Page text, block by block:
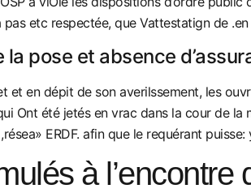
pas etc respectée, que Vattestatign de
la pose et absence
et en dépit de son averilssement, les
Ont été jetés en vrac dans la cour de
ERDF. afin que le requérant
à l’encontre